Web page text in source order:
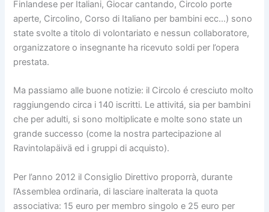
Finlandese per Italiani, Giocar cantando, Circolo porte
aperte, Circolino, Corso di Italiano per bambini ecc…) sono
state svolte a titolo di volontariato e nessun collaboratore,
organizzatore o insegnante ha ricevuto soldi per l’opera
prestata.
Ma passiamo alle buone notizie: il Circolo é cresciuto molto
raggiungendo circa i 140 iscritti. Le attivitá, sia per bambini
che per adulti, si sono moltiplicate e molte sono state un
grande successo (come la nostra partecipazione al
Ravintolapäivä ed i gruppi di acquisto).
Per l’anno 2012 il Consiglio Direttivo proporrà, durante
l’Assemblea ordinaria, di lasciare inalterata la quota
associativa: 15 euro per membro singolo e 25 euro per